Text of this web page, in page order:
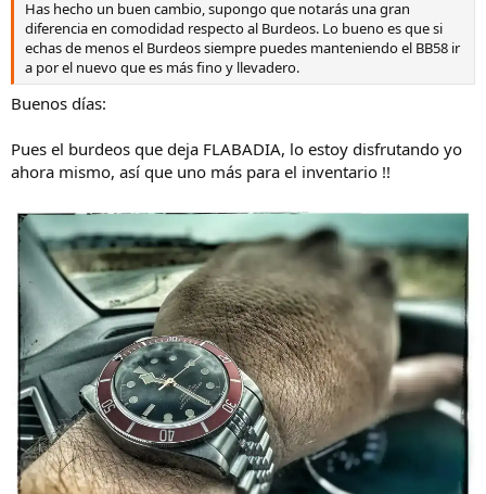
Has hecho un buen cambio, supongo que notarás una gran
diferencia en comodidad respecto al Burdeos. Lo bueno es que si
echas de menos el Burdeos siempre puedes manteniendo el BB58 ir
a por el nuevo que es más fino y llevadero.
Buenos días:
Pues el burdeos que deja FLABADIA, lo estoy disfrutando yo
ahora mismo, así que uno más para el inventario !!